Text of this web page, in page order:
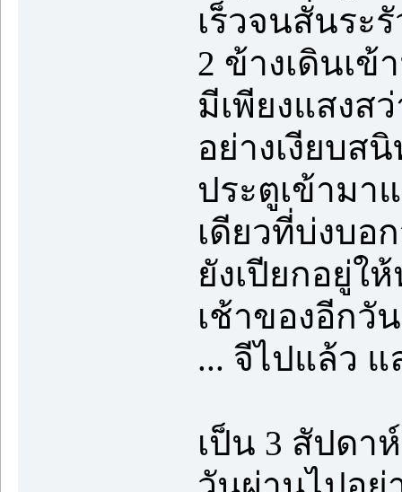
เร็วจนสั่นระ
2 ข้างเดินเ
มีเพียงแสงส
อย่างเงียบส
ประตูเข้ามา
เดียวที่บ่งบอ
ยังเปียกอยู่ใ
เช้าของอีกวั
... จีไปแล้ว
เป็น 3 สัปด